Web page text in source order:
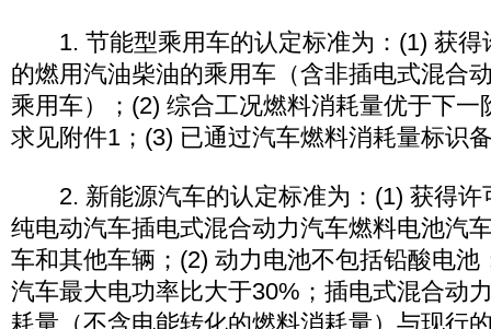
1. 节能型乘用车的认定标准为：(1) 获得
的燃用汽油柴油的乘用车（含非插电式混合
乘用车）；(2) 综合工况燃料消耗量优于下一
求见附件1；(3) 已通过汽车燃料消耗量标识
2. 新能源汽车的认定标准为：(1) 获得许
纯电动汽车插电式混合动力汽车燃料电池汽
车和其他车辆；(2) 动力电池不包括铅酸电池
汽车最大电功率比大于30%；插电式混合动
耗量（不含电能转化的燃料消耗量）与现行